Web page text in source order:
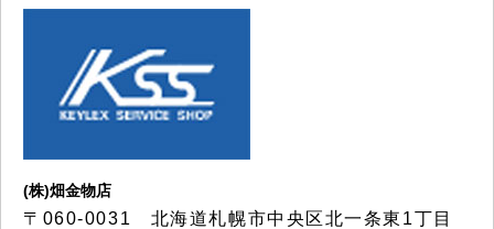
(株)畑金物店
〒060-0031 北海道札幌市中央区北一条東1丁目